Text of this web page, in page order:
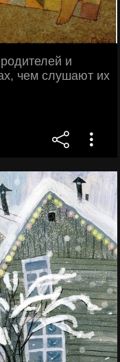
и
чем слушают их